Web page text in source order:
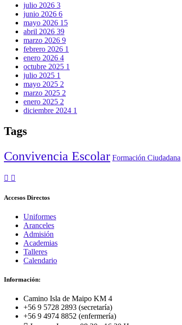
julio 2026 3
junio 2026 6
mayo 2026 15
abril 2026 39
marzo 2026 9
febrero 2026 1
enero 2026 4
octubre 2025 1
julio 2025 1
mayo 2025 2
marzo 2025 2
enero 2025 2
diciembre 2024 1
Tags
Convivencia Escolar Formación Ciudadana
Accesos Directos
Uniformes
Aranceles
Admisión
Academias
Talleres
Calendario
Información:
Camino Isla de Maipo KM 4
+56 9 5728 2893 (secretaría)
+56 9 4974 8852 (enfermería)